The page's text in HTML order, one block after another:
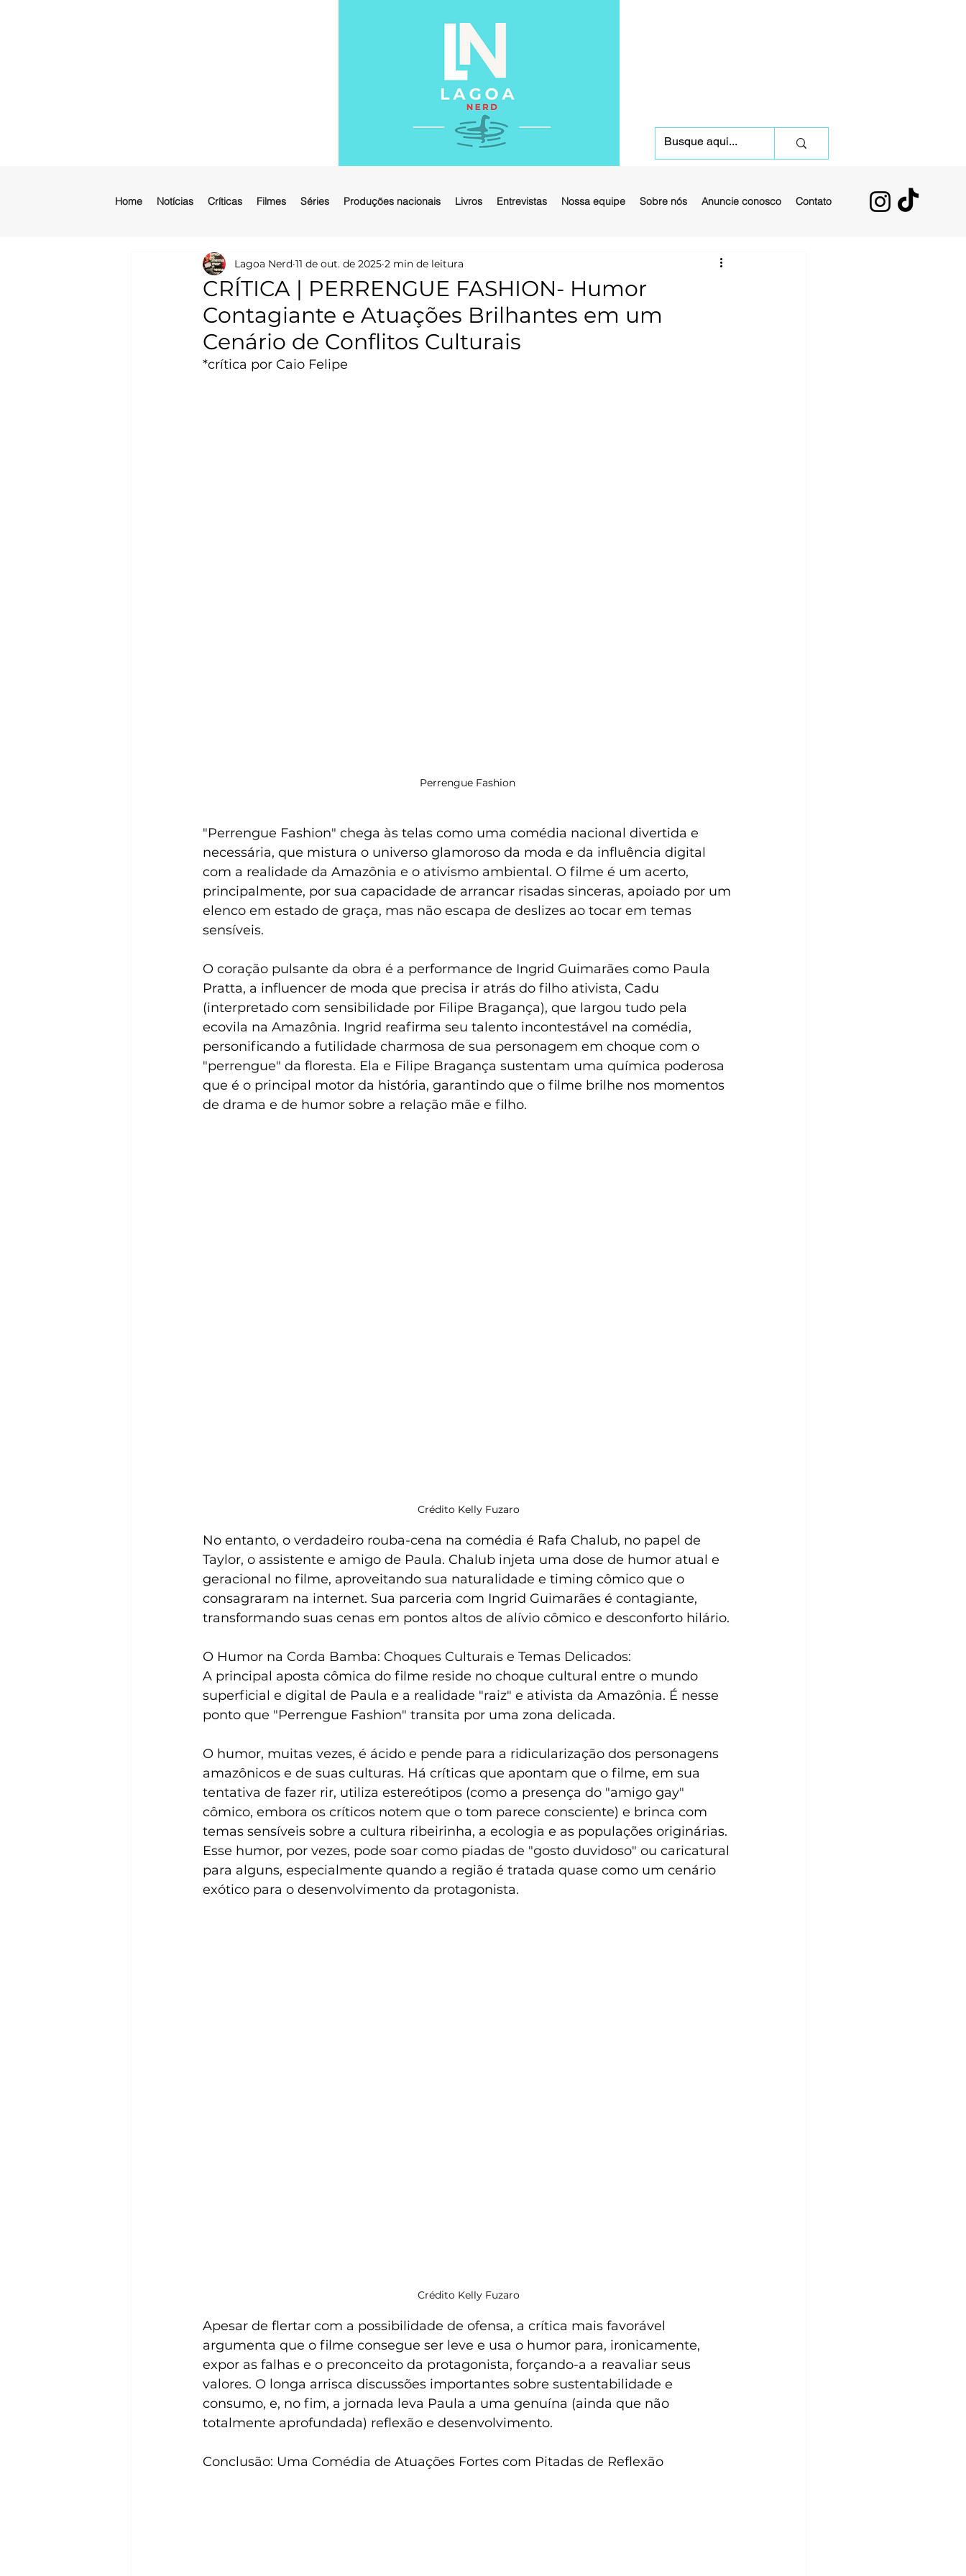
Home Notícias Críticas Filmes Séries Produções nacionais Livros Entrevistas Nossa equipe Sobre nós Anuncie conosco Contato
CRÍTICA | PERRENGUE FASHION- Humor
Contagiante e Atuações Brilhantes em um
Cenário de Conflitos Culturais
Lagoa Nerd 11 de out. de 2025 2 min de leitura
*crítica por Caio Felipe
Perrengue Fashion
"Perrengue Fashion" chega às telas como uma comédia nacional divertida e
necessária, que mistura o universo glamoroso da moda e da influência digital
com a realidade da Amazônia e o ativismo ambiental. O filme é um acerto,
principalmente, por sua capacidade de arrancar risadas sinceras, apoiado por um
elenco em estado de graça, mas não escapa de deslizes ao tocar em temas
sensíveis.
O coração pulsante da obra é a performance de Ingrid Guimarães como Paula
Pratta, a influencer de moda que precisa ir atrás do filho ativista, Cadu
(interpretado com sensibilidade por Filipe Bragança), que largou tudo pela
ecovila na Amazônia. Ingrid reafirma seu talento incontestável na comédia,
personificando a futilidade charmosa de sua personagem em choque com o
"perrengue" da floresta. Ela e Filipe Bragança sustentam uma química poderosa
que é o principal motor da história, garantindo que o filme brilhe nos momentos
de drama e de humor sobre a relação mãe e filho.
Crédito Kelly Fuzaro
No entanto, o verdadeiro rouba-cena na comédia é Rafa Chalub, no papel de
Taylor, o assistente e amigo de Paula. Chalub injeta uma dose de humor atual e
geracional no filme, aproveitando sua naturalidade e timing cômico que o
consagraram na internet. Sua parceria com Ingrid Guimarães é contagiante,
transformando suas cenas em pontos altos de alívio cômico e desconforto hilário.
O Humor na Corda Bamba: Choques Culturais e Temas Delicados:
A principal aposta cômica do filme reside no choque cultural entre o mundo
superficial e digital de Paula e a realidade "raiz" e ativista da Amazônia. É nesse
ponto que "Perrengue Fashion" transita por uma zona delicada.
O humor, muitas vezes, é ácido e pende para a ridicularização dos personagens
amazônicos e de suas culturas. Há críticas que apontam que o filme, em sua
tentativa de fazer rir, utiliza estereótipos (como a presença do "amigo gay"
cômico, embora os críticos notem que o tom parece consciente) e brinca com
temas sensíveis sobre a cultura ribeirinha, a ecologia e as populações originárias.
Esse humor, por vezes, pode soar como piadas de "gosto duvidoso" ou caricatural
para alguns, especialmente quando a região é tratada quase como um cenário
exótico para o desenvolvimento da protagonista.
Crédito Kelly Fuzaro
Apesar de flertar com a possibilidade de ofensa, a crítica mais favorável
argumenta que o filme consegue ser leve e usa o humor para, ironicamente,
expor as falhas e o preconceito da protagonista, forçando-a a reavaliar seus
valores. O longa arrisca discussões importantes sobre sustentabilidade e
consumo, e, no fim, a jornada leva Paula a uma genuína (ainda que não
totalmente aprofundada) reflexão e desenvolvimento.
Conclusão: Uma Comédia de Atuações Fortes com Pitadas de Reflexão